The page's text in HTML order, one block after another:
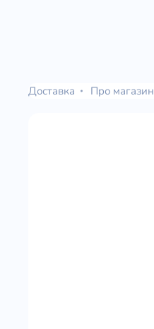
Доставка Про магазин